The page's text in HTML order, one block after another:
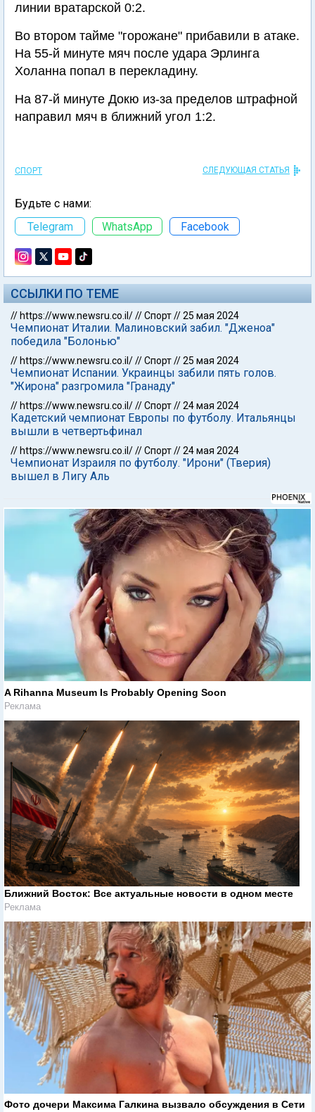
линии вратарской 0:2.
Во втором тайме "горожане" прибавили в атаке.
На 55-й минуте мяч после удара Эрлинга
Холанна попал в перекладину.
На 87-й минуте Докю из-за пределов штрафной
направил мяч в ближний угол 1:2.
СПОРТ СЛЕДУЮЩАЯ СТАТЬЯ
Будьте с нами:
Telegram
WhatsApp Facebook
ССЫЛКИ ПО ТЕМЕ
// https://www.newsru.co.il///Спорт//25 мая 2024
Чемпионат Италии. Малиновский забил. "Дженоа"
победила "Болонью"
// https://www.newsru.co.il///Спорт//25 мая 2024
Чемпионат Испании. Украинцы забили пять голов.
"Жирона" разгромила "Гранаду"
// https://www.newsru.co.il///Спорт//24 мая 2024
Кадетский чемпионат Европы по футболу. Итальянцы
вышли в четвертьфинал
// https://www.newsru.co.il///Спорт//24 мая 2024
Чемпионат Израиля по футболу. "Ирони" (Тверия)
вышел в Лигу Аль
A Rihanna Museum Is Probably Opening Soon
Реклама
Ближний Восток: Все актуальные новости в одном месте
Реклама
Фото дочери Максима Галкина вызвало обсуждения в Сети